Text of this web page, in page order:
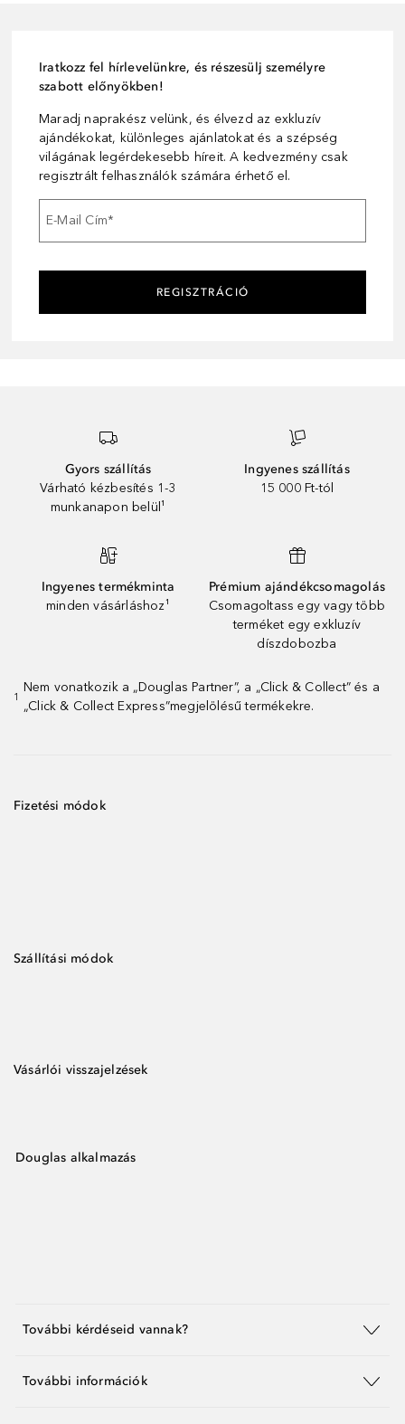
Iratkozz fel hírlevelünkre, és részesülj személyre
szabott előnyökben!
Maradj naprakész velünk, és élvezd az exkluzív
ajándékokat, különleges ajánlatokat és a szépség
világának legérdekesebb híreit. A kedvezmény csak
regisztrált felhasználók számára érhető el.
E-Mail Cím*
REGISZTRÁCIÓ
Gyors szállítás
Várható kézbesítés 1-3
munkanapon belül¹
Ingyenes szállítás
15 000 Ft-tól
Ingyenes termékminta
minden vásárláshoz¹
Prémium ajándékcsomagolás
Csomagoltass egy vagy több
terméket egy exkluzív
díszdobozba
1
Nem vonatkozik a „Douglas Partner”, a „Click & Collect” és a
„Click & Collect Express”megjelölésű termékekre.
Fizetési módok
Szállítási módok
Vásárlói visszajelzések
Douglas alkalmazás
További kérdéseid vannak?
További információk